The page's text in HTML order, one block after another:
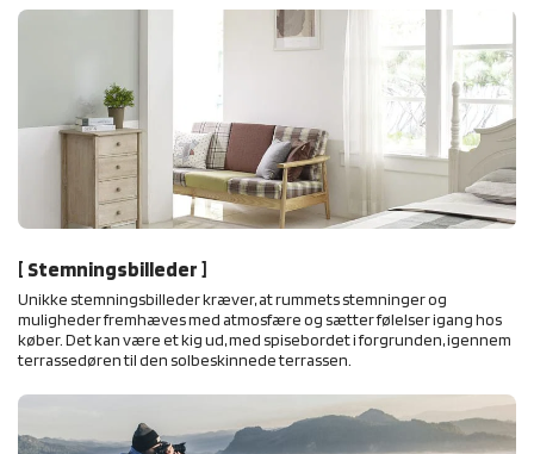
[ Stemningsbilleder ]
Unikke stemningsbilleder kræver, at rummets stemninger og
muligheder fremhæves med atmosfære og sætter følelser igang hos
køber. Det kan være et kig ud, med spisebordet i forgrunden, igennem
terrassedøren til den solbeskinnede terrassen.